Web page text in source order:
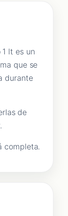
1 lt es un
que se
durante
de
completa.